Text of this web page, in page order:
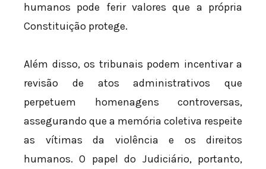
humanos pode ferir valores que a própria
Constituição protege.
Além disso, os tribunais podem incentivar a
revisão de atos administrativos que
perpetuem homenagens controversas,
assegurando que a memória coletiva respeite
as vítimas da violência e os direitos
humanos. O papel do Judiciário, portanto,